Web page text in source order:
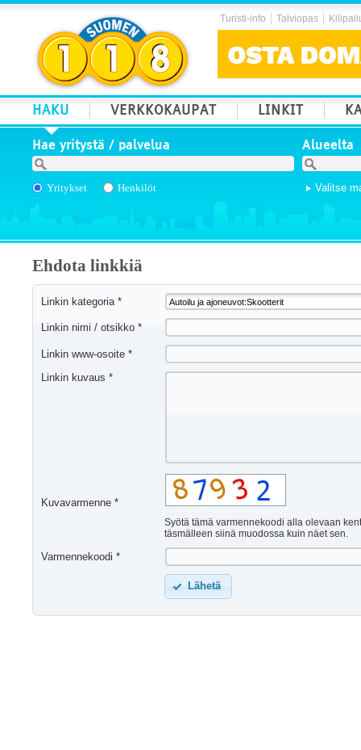
Turisti-info Talviopas
HAKU VERKKOKAUPAT LINKIT
Hae yritystä / palvelua
Yritykset Henkilöt
Alueelta
Valitse
Ehdota linkkiä
Linkin kategoria *
Linkin nimi / otsikko *
Linkin www-osoite *
Linkin kuvaus *
Kuvavarmenne *
Syötä tämä varmennekoodi alla olevaan
täsmälleen siinä muodossa kuin näet sen.
Varmennekoodi *
Lähetä